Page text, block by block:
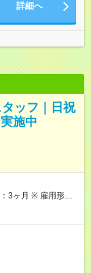
詳細へ
ッフ｜日祝
施中
3ヶ月 ※ 雇用形態
。 雇用形態：本採